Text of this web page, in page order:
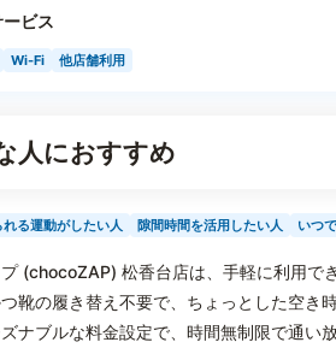
ビス
Wi-Fi 他店舗利用
人におすすめ
る運動がしたい人 隙間時間を活用したい人 いつ
(chocoZAP) 松香台店は、手軽に利用で
靴の履き替え不要で、ちょっとした空
ナブルな料金設定で、時間無制限で通い